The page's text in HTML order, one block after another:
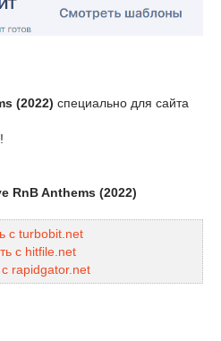
(2022) специально для сайта
RnB Anthems (2022)
с turbobit.net
с hitfile.net
с rapidgator.net